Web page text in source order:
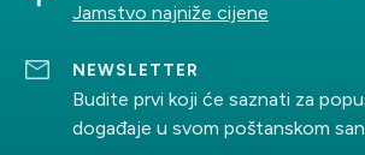
Jamstvo najniže cijene
NEWSLETTER
Budite prvi koji će saznati za
događaje u svom poštanskom